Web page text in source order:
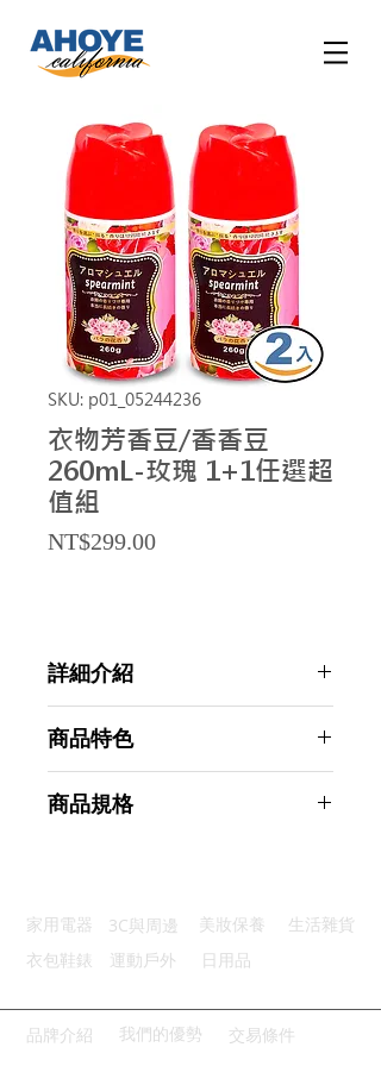
SKU: p01_05244236
衣物芳香豆/香香豆
260mL-玫瑰 1+1任選超
值組
NT$299.00Price
詳細介紹
商品特色
豐富香氛：多種類香味任君選擇
商品規格
主要材質：微膠囊
商品尺寸：7*7*15.5cm
產地名稱：中國大陸
代理商：亞桓有限公司
家用電器 3C與周邊 美妝保養
生活雜貨
衣包鞋錶
運動戶外 日用品
品牌介紹 我們的優勢 交易條件